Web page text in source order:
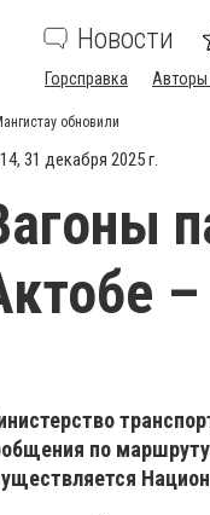
Новости
Горсправка Авторы
обновили
31 декабря 2025 г.
по